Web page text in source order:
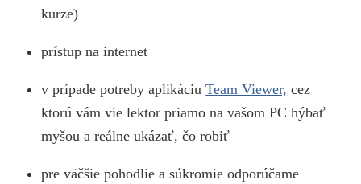
kurze)
prístup na internet
v prípade potreby aplikáciuTeam Viewer, cez
ktorú vám vie lektor priamo na vašom PC hýbať
myšou a reálne ukázať, čo robiť
pre väčšie pohodlie a súkromie odporúčame